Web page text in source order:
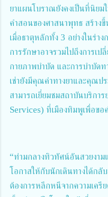
ยาแผนโบราณยังคงเป็นที่นิยม
คำสอนของศาสนาพุทธ สร้าง
เมื่อธาตุหลักทั้ง 3 อย่างในร่า
การรักษาอาจรวมไปถึงการเ
กายภาพบำบัด และการบำบัด
เช่ายังมีคุณค่าทางยาและคุณป
สามารถเยี่ยมชมสถาบันบริก
Services) ที่เมืองทิมพูเพื่อขอ
“ท่ามกลางทิวทัศน์อันสวยงาม
โอกาสให้กับนักเดินทางได้กลั
ต้องการหลีกหนีจากความเค